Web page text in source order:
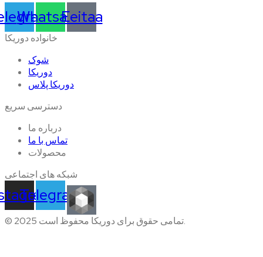
Whatsapp
Eeitaa
خانواده دوریکا
شوک
دوریکا
دوریکا پلاس
دسترسی سریع
درباره ما
تماس با ما
محصولات
شبکه های اجتماعی
Telegram
© 2025 تمامی حقوق برای دوریکا محفوظ است.